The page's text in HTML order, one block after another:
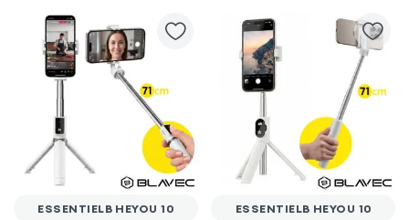
ESSENTIELB HEYOU 10 ESSENTIELB HEYOU 10